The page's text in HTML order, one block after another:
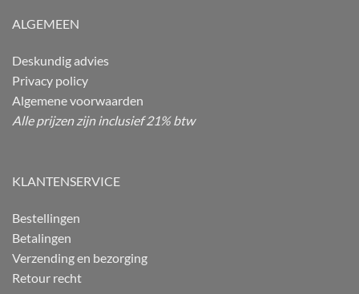
ALGEMEEN
Deskundig advies
Privacy policy
Algemene voorwaarden
Alle prijzen zijn inclusief 21% btw
KLANTENSERVICE
Bestellingen
Betalingen
Verzending en bezorging
Retour recht